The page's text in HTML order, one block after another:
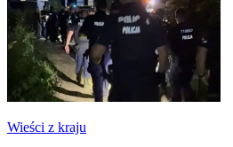
Wieści z kraju